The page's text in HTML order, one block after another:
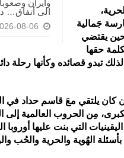
وايران
الى أتفاق…
08-06
جَمالية
حين يقتضي
حقها
تبدو قصائده وكأنها رحلة
يلتقي معَ قاسم حداد في
مِن الحروب العالمية إلى
التي بنت عليها أوروبا
الهُوية والحرية والحُب